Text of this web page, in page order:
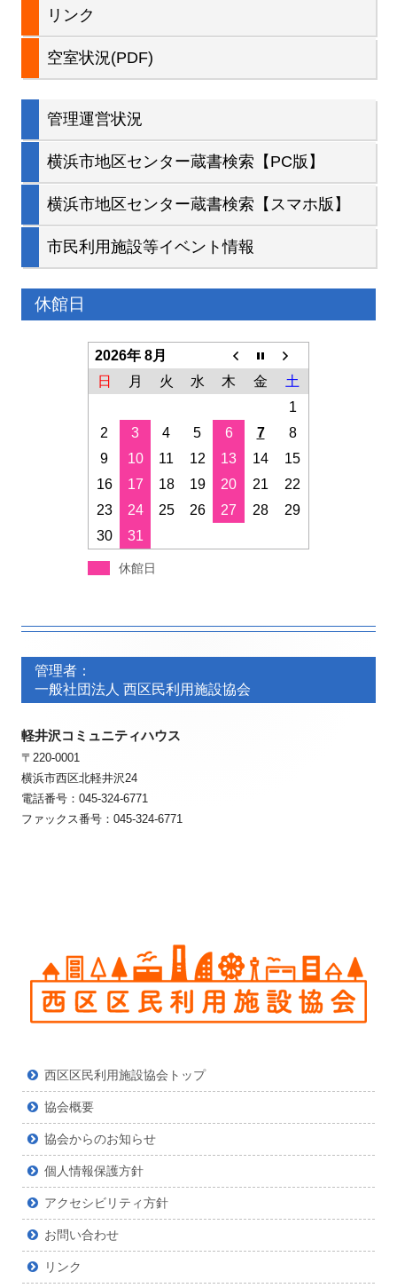
リンク
空室状況(PDF)
管理運営状況
横浜市地区センター蔵書検索【PC版】
横浜市地区センター蔵書検索【スマホ版】
市民利用施設等イベント情報
休館日
2026年 8月
日
月 火 水 木 金
土
1
2
3 4 5 6 7
8
9
10 11 12 13 14
15
16
17 18 19 20 21
22
23
24 25 26 27 28
29
30
31
休館日
ッ
タ
ー・
コ
ン
テ
ッ
タ
ー・
コ
ン
管理者：
一般社団法人 西区民利用施設協会
軽井沢コミュニティハウス
〒220-0001
横浜市西区北軽井沢24
電話番号：045-324-6771
ファックス番号：045-324-6771
西区区民利用施設協会トップ
協会概要
協会からのお知らせ
個人情報保護方針
アクセシビリティ方針
お問い合わせ
リンク